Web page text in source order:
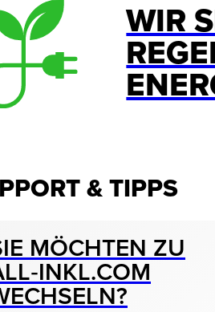
WIR
& TIPPS
MÖCHTEN ZU